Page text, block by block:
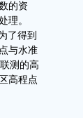
的资
理。
了得到
与水准
测的高
高程点